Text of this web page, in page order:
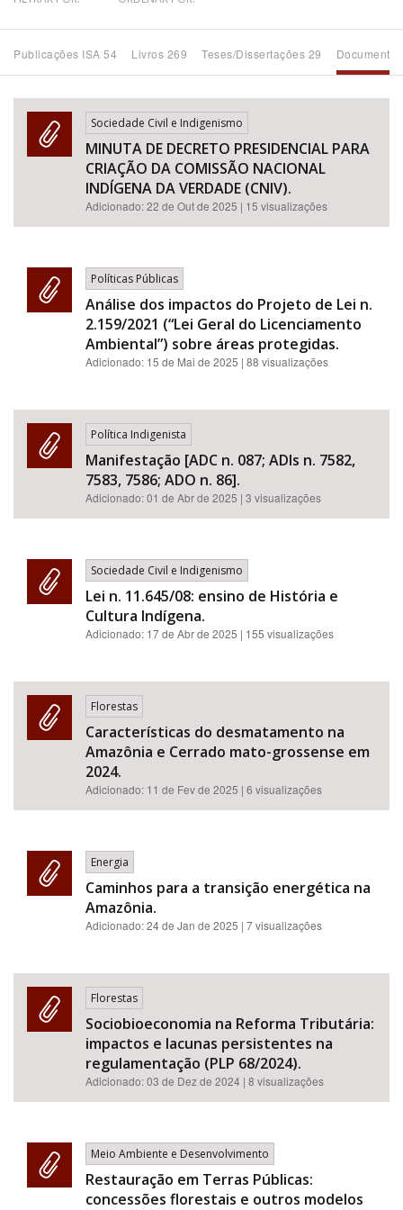
Subtema
Área de Levantamento
Área Protegida
BUSCAR
Publicações ISA 54 Livros 269 Teses/Dissertações 29
Sociedade Civil e Indigenismo
MINUTA DE DECRETO PRESIDENCIAL PARA
CRIAÇÃO DA COMISSÃO NACIONAL
INDÍGENA DA VERDADE (CNIV).
Adicionado:22 de Out de 2025 | 15 visualizações
Políticas Públicas
Análise dos impactos do Projeto de Lei n.
2.159/2021 (“Lei Geral do Licenciamento
Ambiental”) sobre áreas protegidas.
Adicionado: 15 de Mai de 2025 | 88 visualizações
Política Indigenista
Manifestação [ADC n. 087; ADIs n. 7582,
7583, 7586; ADO n. 86].
Adicionado:01 de Abr de 2025 | 3 visualizações
Sociedade Civil e Indigenismo
Lei n. 11.645/08: ensino de História e
Cultura Indígena.
Adicionado: 17 de Abr de 2025 | 155 visualizações
Florestas
Características do desmatamento na
Amazônia e Cerrado mato-grossense em
2024.
Adicionado: 11 de Fev de 2025 | 6 visualizações
Energia
Caminhos para a transição energética na
Amazônia.
Adicionado:24 de Jan de 2025 | 7 visualizações
Florestas
Sociobioeconomia na Reforma Tributária:
impactos e lacunas persistentes na
regulamentação (PLP 68/2024).
Adicionado:03 de Dez de 2024 | 8 visualizações
Meio Ambiente e Desenvolvimento
Restauração em Terras Públicas:
concessões florestais e outros modelos